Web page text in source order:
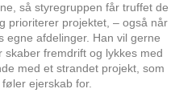
så styregruppen får truffet de
prioriterer projektet, – også når
egne afdelinger. Han vil gerne
fremdrift og lykkes med
med et strandet projekt, som
ejerskab for.